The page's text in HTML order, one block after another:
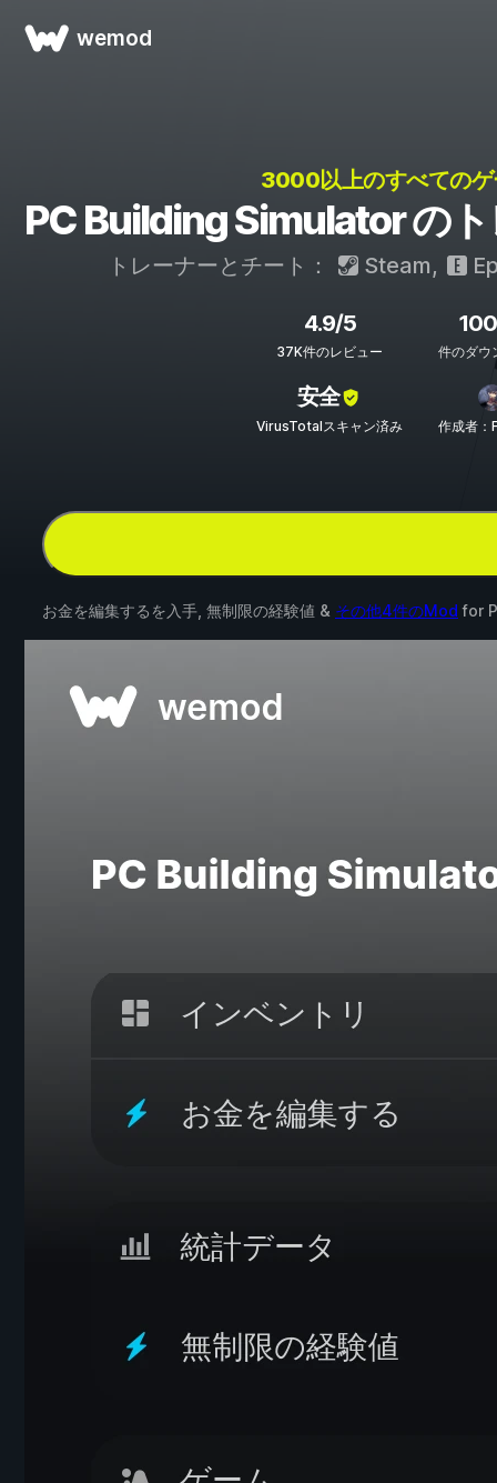
wemod
3000以上のすべての
PC Building Simulator の
トレーナーとチート： Steam,
4.9/5
37K件のレビュー 件のダウ
安全
VirusTotalスキャン済み 作成者
お金を編集するを入手, 無制限の経験値 & その他4件のMod for